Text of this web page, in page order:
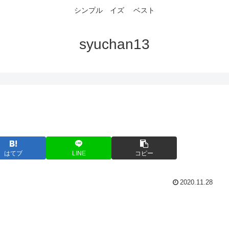
シンプル イズ ベスト
syuchan13
はてブ LINE コピー
2020.11.28